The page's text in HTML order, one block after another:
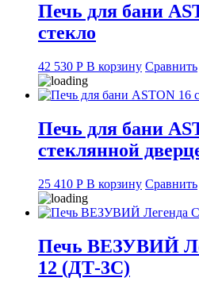
Печь для бани
стекло
42 530 Р В корзину Сравнить
Печь для бани
стеклянной
25 410 Р В корзину Сравнить
Печь ВЕЗУВИЙ
12 (ДТ-3С)